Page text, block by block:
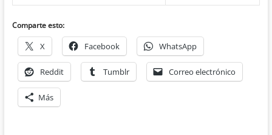
Comparte esto:
X Facebook WhatsApp
Reddit Tumblr Correo electrónico
Más